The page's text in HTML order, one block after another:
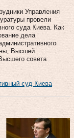
Управления
провели
суда Киева. Как
дела
Высшей
совета
суд Киева